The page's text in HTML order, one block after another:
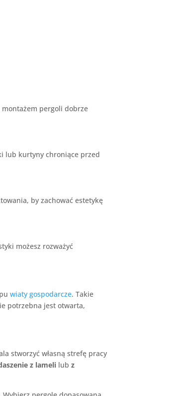
montażem pergoli dobrze
lub kurtyny chroniące przed
by zachować estetykę
możesz rozważyć
wiaty gospodarcze. Takie
potrzebna jest otwarta,
stworzyć własną strefę pracy
z lameli lubz